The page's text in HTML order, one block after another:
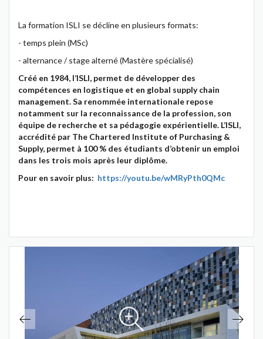
La formation ISLI se décline en plusieurs formats:
- temps plein (MSc)
- alternance / stage alterné (Mastère spécialisé)
Créé en 1984, l’ISLI, permet de développer des
compétences en logistique et en global supply chain
management. Sa renommée internationale repose
notamment sur la reconnaissance de la profession, son
équipe de recherche et sa pédagogie expérientielle. L’ISLI,
accrédité par The Chartered Institute of Purchasing &
Supply, permet à 100 % des étudiants d’obtenir un emploi
dans les trois mois après leur diplôme.
Pour en savoir plus: https://youtu.be/wMRyPth0QMc